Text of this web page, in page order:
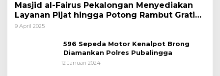
Masjid al-Fairus Pekalongan Menyediakan
Layanan Pijat hingga Potong Rambut Gratis
bagi Pemudik Lebaran 2025
9 April 2025
596 Sepeda Motor Kenalpot Brong
Diamankan Polres Pubalingga
12 Januari 2024